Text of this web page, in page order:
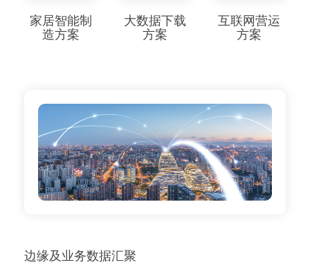
家居智能制
造方案
大数据下载
方案
互联网营运
方案
边缘及业务数据汇聚